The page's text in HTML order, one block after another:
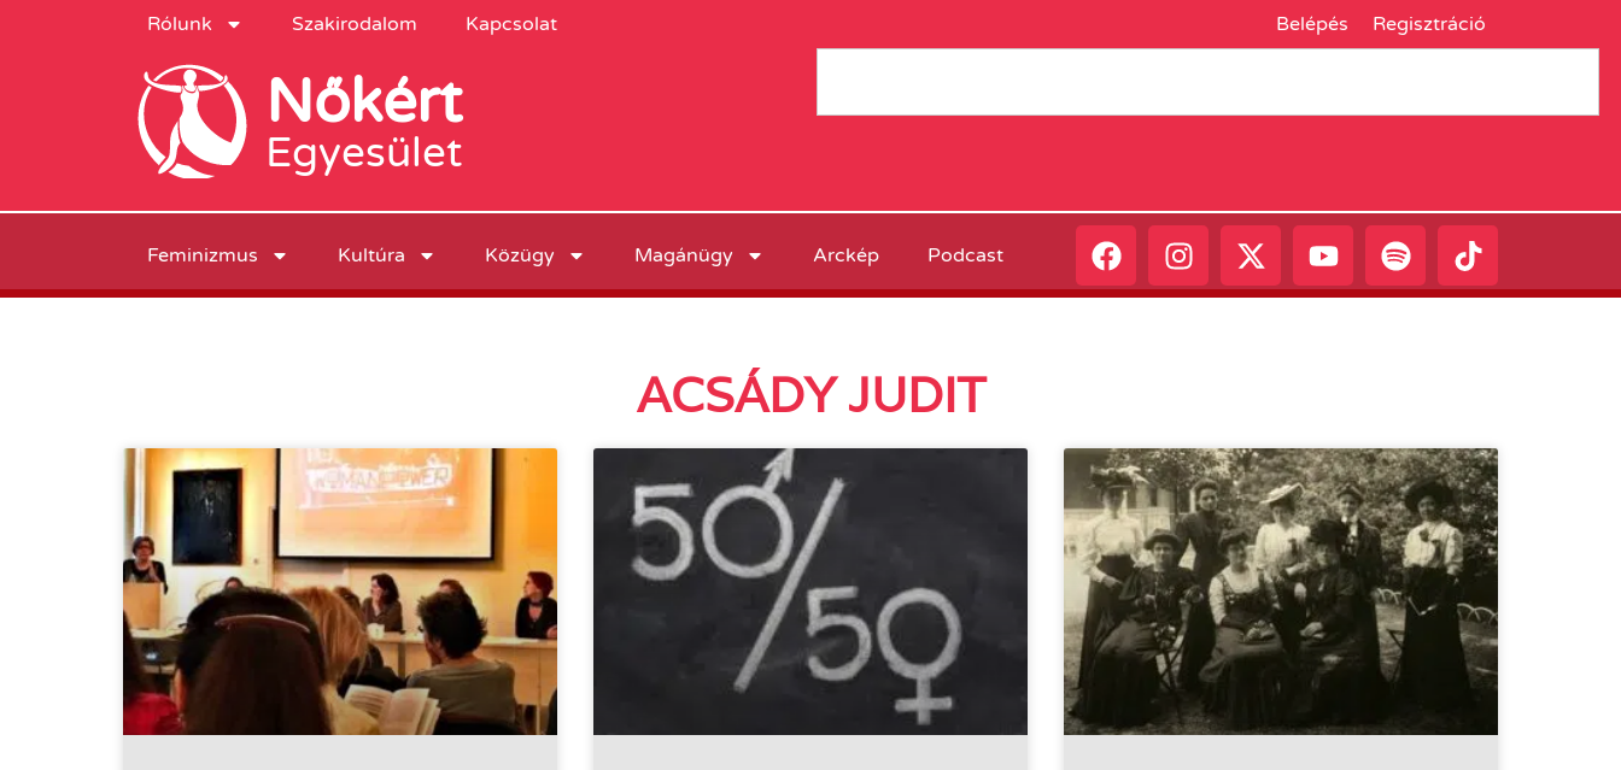
Rólunk Szakirodalom Kapcsolat Belépés Regisztráció
Nőkért
Egyesület
Feminizmus Kultúra Közügy Magánügy Arckép Podcast
ACSÁDY JUDIT